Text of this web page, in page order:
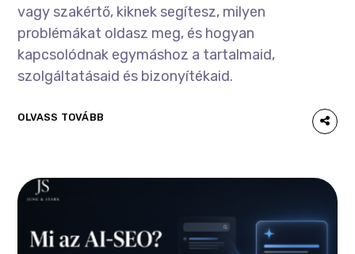
vagy szakértő, kiknek segítesz, milyen
problémákat oldasz meg, és hogyan
kapcsolódnak egymáshoz a tartalmaid,
szolgáltatásaid és bizonyítékaid.
OLVASS TOVÁBB